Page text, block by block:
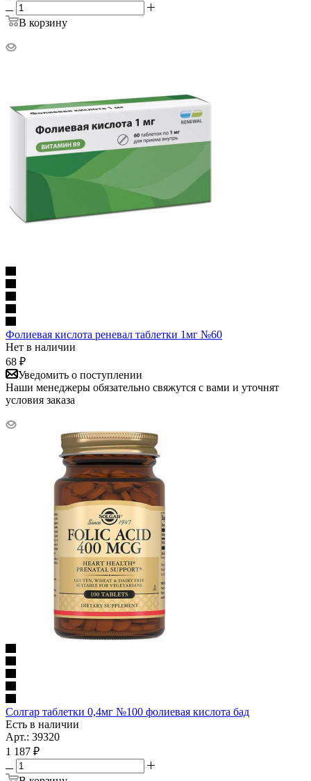
В корзину
Фолиевая кислота реневал таблетки 1мг №60
Нет в наличии
68 ₽
Уведомить о поступлении
Наши менеджеры обязательно свяжутся с вами и уточнят
условия заказа
Солгар таблетки 0,4мг №100 фолиевая кислота бад
Есть в наличии
Арт.: 39320
1 187 ₽